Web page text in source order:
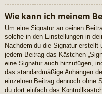
Wie kann ich meinem
Um eine Signatur an deinen
solche in den Einstellungen in
Nachdem du die Signatur
jedem Beitrag das Kästchen
eine Signatur auch hinzufügen,
das standardmäßige Anhängen
einzelnen Beitrag dennoch ohne
du dort einfach das